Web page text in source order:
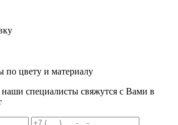
цвету и материалу
специалисты свяжутся с Вами в